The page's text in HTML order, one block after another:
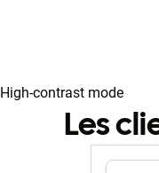
High-contrast mode
Les